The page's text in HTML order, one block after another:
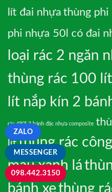
lít đai nhựa thùng phi
phi nhựa 50l có đai
loại rác 2 ngăn
thùng rác 100 lít
lít nắp kín 2
rác 480l 3 bánh đặc nhựa composite
lítthùng rác
màu xanh lá
bánh xethùng
MESSENGER
ZALO
098.442.3150